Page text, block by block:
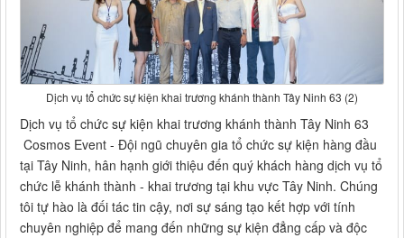
Dịch vụ tổ chức sự kiện khai trương khánh thành Tây Ninh 63 (2)
Dịch vụ tổ chức sự kiện khai trương khánh thành Tây Ninh 63
Cosmos Event - Đội ngũ chuyên gia tổ chức sự kiện hàng đầu
tại Tây Ninh, hân hạnh giới thiệu đến quý khách hàng dịch vụ tổ
chức lễ khánh thành - khai trương tại khu vực Tây Ninh. Chúng
tôi tự hào là đối tác tin cậy, nơi sự sáng tạo kết hợp với tính
chuyên nghiệp để mang đến những sự kiện đẳng cấp và độc